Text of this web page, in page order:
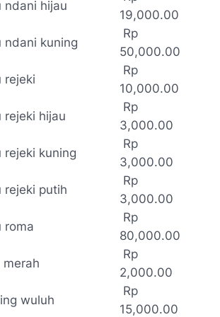
ndani hijau
19,000.00
ndani kuning
Rp
50,000.00
rejeki
Rp
10,000.00
rejeki hijau
Rp
3,000.00
rejeki kuning
Rp
3,000.00
rejeki putih
Rp
3,000.00
roma
Rp
80,000.00
merah
Rp
2,000.00
wuluh
Rp
15,000.00